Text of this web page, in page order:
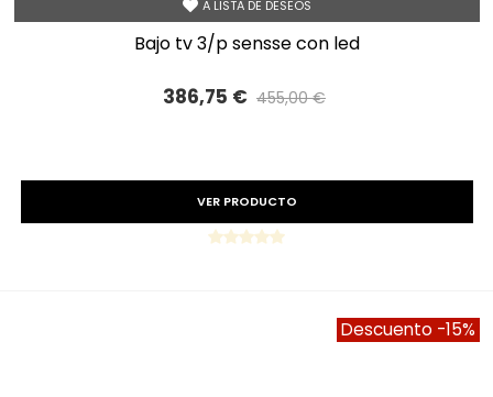
A LISTA DE DESEOS
bajo tv 3/p sensse con led
386,75 € 455,00 €
VER PRODUCTO
Descuento -15%